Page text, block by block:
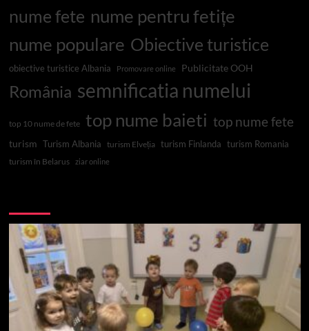
nume fete nume pentru fetițe
nume populare Obiective turistice
obiective turistice Albania Promovare online Publicitate OOH
România semnificatia numelui
top 10 nume de fete top nume baieti top nume fete
turism Turism Albania turism Elveția turism Finlanda turism Romania
turism în Belarus ziar online